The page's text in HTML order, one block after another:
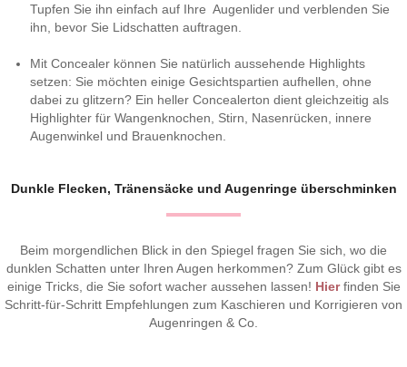
Tupfen Sie ihn einfach auf Ihre Augenlider und verblenden Sie
ihn, bevor Sie Lidschatten auftragen.
Mit Concealer können Sie natürlich aussehende Highlights
setzen: Sie möchten einige Gesichtspartien aufhellen, ohne
dabei zu glitzern? Ein heller Concealerton dient gleichzeitig als
Highlighter für Wangenknochen, Stirn, Nasenrücken, innere
Augenwinkel und Brauenknochen.
Dunkle Flecken, Tränensäcke und Augenringe überschminken
Beim morgendlichen Blick in den Spiegel fragen Sie sich, wo die
dunklen Schatten unter Ihren Augen herkommen? Zum Glück gibt es
einige Tricks, die Sie sofort wacher aussehen lassen! Hierfinden Sie
Schritt-für-Schritt Empfehlungen zum Kaschieren und Korrigieren von
Augenringen & Co.